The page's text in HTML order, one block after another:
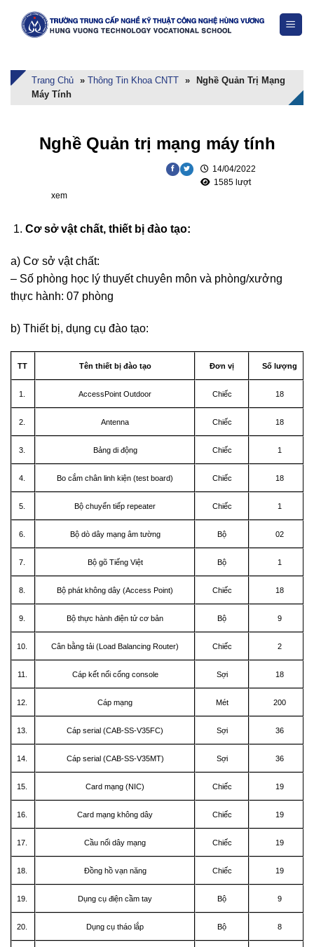
Trang Chủ » Thông Tin Khoa CNTT »
Nghề Quản Trị Mạng
Máy Tính
Nghề Quản trị mạng máy tính
14/04/2022
1585 lượt
xem
Cơ sởvật chất, thiết bị đào tạo:
a) Cơ sở vật chất:
– Số phòng học lý thuyết chuyên môn và phòng/xưởng
thực hành: 07 phòng
b) Thiết bị, dụng cụ đào tạo:
TT Tên thiết bị đào tạo Đơn vị Số lượng
1. AccessPoint Outdoor Chiếc 18
2. Antenna Chiếc 18
3. Bảng di động Chiếc 1
4. Bo cắm chân linh kiện (test board) Chiếc 18
5. Bộ chuyển tiếp repeater Chiếc 1
6. Bộ dò dây mạng âm tường Bộ 02
7. Bộ gõ Tiếng Việt Bộ 1
8. Bộ phát không dây (Access Point) Chiếc 18
9. Bộ thực hành điện tử cơ bản Bộ 9
10. Cân bằng tải (Load Balancing Router) Chiếc 2
11. Cáp kết nối cổng console Sợi 18
12. Cáp mạng Mét 200
13. Cáp serial (CAB-SS-V35FC) Sợi 36
14. Cáp serial (CAB-SS-V35MT) Sợi 36
15. Card mạng (NIC) Chiếc 19
16. Card mạng không dây Chiếc 19
17. Cầu nối dây mạng Chiếc 19
18. Đồng hồ vạn năng Chiếc 19
19. Dụng cụ điện cầm tay Bộ 9
20. Dụng cụ tháo lắp Bộ 8